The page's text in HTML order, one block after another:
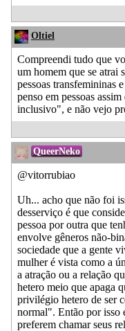
Oltiel
Compreendi tudo que
um homem que se atrai
pessoas transfemininas
penso em pessoas
inclusivo", e não vejo
QueerNeko
@vitorrubiao
Uh... acho que não foi
desserviço é que
pessoa por outra que
envolve gêneros não-
sociedade que a gente
mulher é vista como a
a atração ou a relação
hetero meio que apaga
privilégio hetero de ser
normal". Então por isso
preferem chamar seus